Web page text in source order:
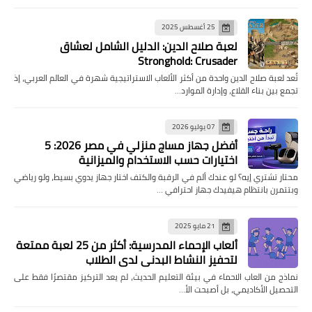
25 أغسطس 2025
لعبة صلاح الدين: الدليل الشامل لعشاق
Stronghold: Crusader
تُعد لعبة صلاح الدين واحدة من أكثر الألعاب الاستراتيجية شهرة في العالم العربي، إذ
تجمع بين بناء القلاع، وإدارة الموارد…
07 يوليو 2026
أفضل جهاز مساج منزلي في مصر 2026: 5
اختيارات حسب الاستخدام والميزانية
محتار تشتري إيه؟ لو عندك ألم في الرقبة والكتف اختار جهاز يدوي بسيط، ولو رياضي
وبتتمرن بانتظام هيفيدك جهاز احترافي …
21 مايو 2025
ألعاب الإحماء المدرسية: أكثر من 25 لعبة ممتعة
لتحفيز النشاط البدني لدى الطلاب
نماذج من العاب الاحماء في بيئة التعليم الحديث، لم يعد التركيز مقتصرًا فقط على
التحصيل الأكاديمي، بل أصبحت الأ…